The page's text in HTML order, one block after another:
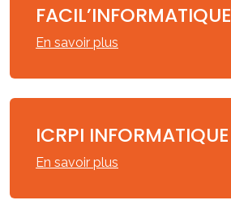
FACIL’INFORMATIQUE
En savoir plus
ICRPI INFORMATIQUE
En savoir plus